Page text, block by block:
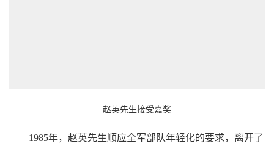
赵英先生接受嘉奖
1985年，赵英先生顺应全军部队年轻化的要求，离开了